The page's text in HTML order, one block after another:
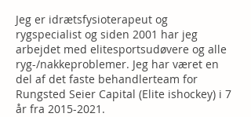
Jeg er idrætsfysioterapeut og
rygspecialist og siden 2001 har jeg
arbejdet med elitesportsudøvere og alle
ryg-/nakkeproblemer. Jeg har været en
del af det faste behandlerteam for
Rungsted Seier Capital (Elite ishockey) i 7
år fra 2015-2021 .